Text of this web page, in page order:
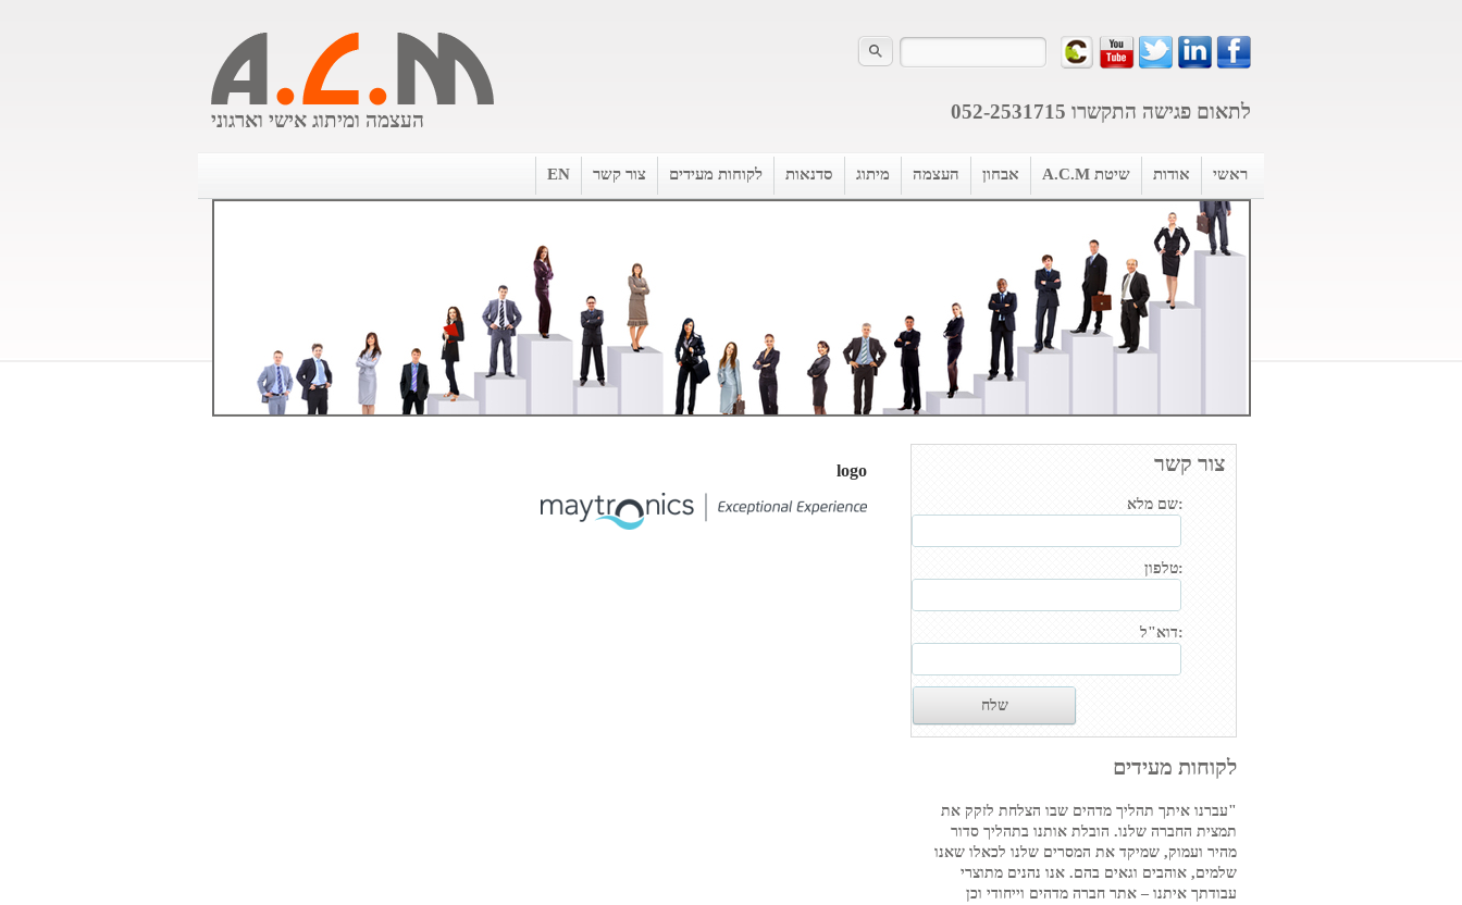
העצמה ומיתוג אישי וארגוני לתאום פגישה התקשרו 052-2531715
ראשי אודות שיטת A.C.M אבחון העצמה מיתוג סדנאות לקוחות מעידים צור קשר EN
logo צור קשר
שם מלא:
טלפון:
דוא"ל:
לקוחות מעידים
"עברנו איתך תהליך מדהים שבו הצלחת לזקק את
תמצית החברה שלנו. הובלת אותנו בתהליך סדור
מהיר ועמוק, שמיקד את המסרים שלנו לכאלו שאנו
שלמים, אוהבים וגאים בהם. אנו נהנים מתוצרי
עבודתך איתנו – אתר חברה מדהים וייחודי וכן